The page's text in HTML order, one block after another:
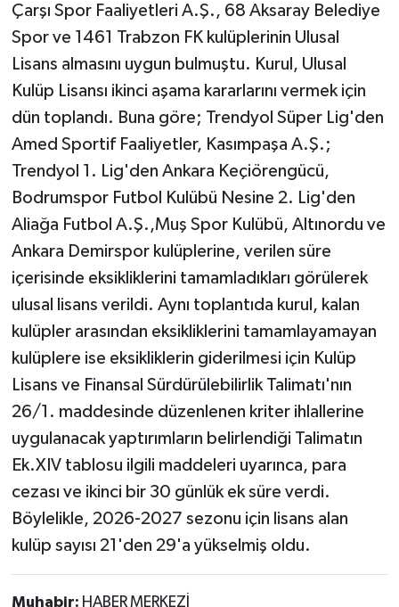
Çarşı Spor Faaliyetleri A.Ş., 68 Aksaray Belediye
Spor ve 1461 Trabzon FK kulüplerinin Ulusal
Lisans almasını uygun bulmuştu. Kurul, Ulusal
Kulüp Lisansı ikinci aşama kararlarını vermek için
dün toplandı. Buna göre; Trendyol Süper Lig'den
Amed Sportif Faaliyetler, Kasımpaşa A.Ş.;
Trendyol 1. Lig'den Ankara Keçiörengücü,
Bodrumspor Futbol Kulübü Nesine 2. Lig'den
Aliağa Futbol A.Ş.,Muş Spor Kulübü, Altınordu ve
Ankara Demirspor kulüplerine, verilen süre
içerisinde eksikliklerini tamamladıkları görülerek
ulusal lisans verildi. Aynı toplantıda kurul, kalan
kulüpler arasından eksikliklerini tamamlayamayan
kulüplere ise eksikliklerin giderilmesi için Kulüp
Lisans ve Finansal Sürdürülebilirlik Talimatı'nın
26/1. maddesinde düzenlenen kriter ihlallerine
uygulanacak yaptırımların belirlendiği Talimatın
Ek.XIV tablosu ilgili maddeleri uyarınca, para
cezası ve ikinci bir 30 günlük ek süre verdi.
Böylelikle, 2026-2027 sezonu için lisans alan
kulüp sayısı 21'den 29'a yükselmiş oldu.
Muhabir: HABER MERKEZİ
Yaşam